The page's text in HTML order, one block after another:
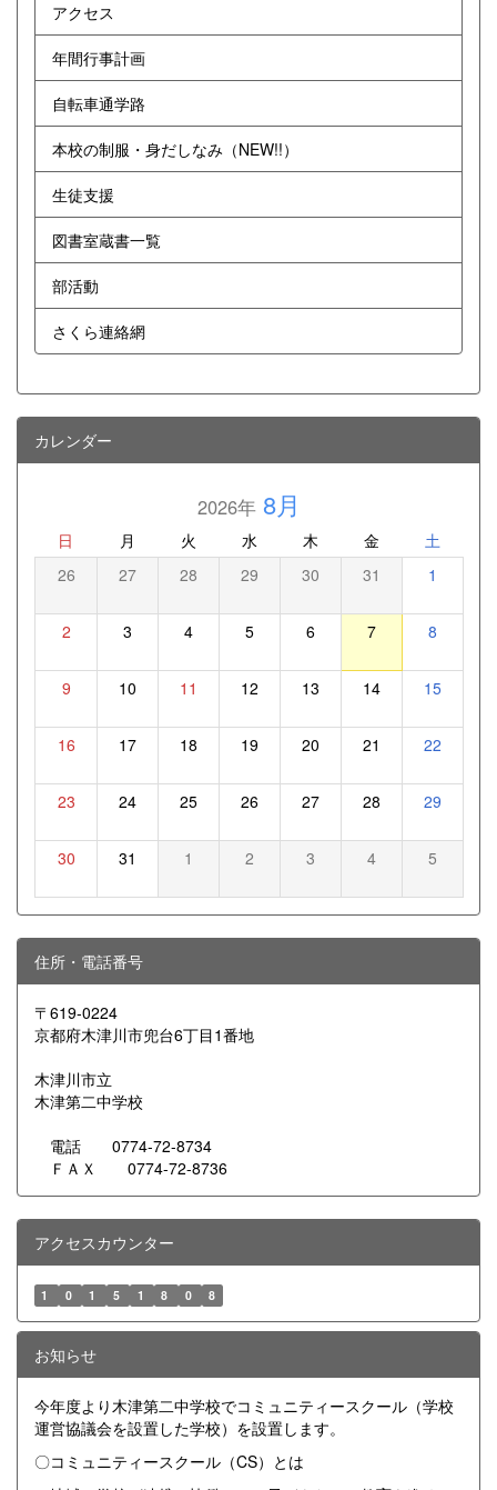
アクセス
年間行事計画
自転車通学路
本校の制服・身だしなみ（NEW!!）
生徒支援
図書室蔵書一覧
部活動
さくら連絡網
カレンダー
2026年8月
日 月 火 水 木 金 土
26 27 28 29 30 31 1
2 3 4 5 6 7 8
9 10 11 12 13 14 15
16 17 18 19 20 21 22
23 24 25 26 27 28 29
30 31 1 2 3 4 5
住所・電話番号
〒619-0224
京都府木津川市兜台6丁目1番地
木津川市立
木津第二中学校
電話 0774-72-8734
ＦＡＸ 0774-72-8736
アクセスカウンター
1 0 1 5 1 8 0 8
お知らせ
今年度より木津第二中学校でコミュニティースクール（学校
運営協議会を設置した学校）を設置します。
〇コミュニティースクール（CS）とは